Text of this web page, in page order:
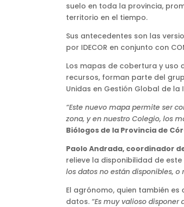
suelo en toda la provincia,
territorio en el tiempo.
Sus antecedentes son las
por IDECOR en conjunto con
Los mapas de cobertura y uso
recursos, forman parte del
Unidas en Gestión Global de
“Este nuevo mapa permite ser
zona, y en nuestro Colegio, los
Biólogos de la Provincia de
Paolo Andrada, coordinador
relieve la disponibilidad de
los datos no están disponibles,
El agrónomo, quien también
datos. “Es muy valioso